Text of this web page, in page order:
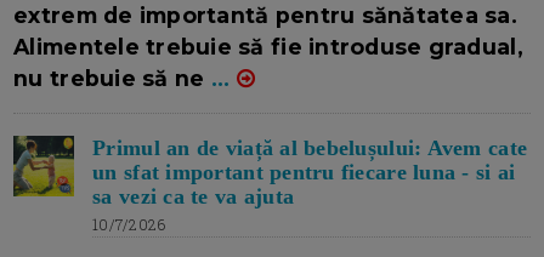
extrem de importantă pentru sănătatea sa.
Alimentele trebuie să fie introduse gradual,
nu trebuie să ne ...
Primul an de viață al bebelușului: Avem cate
un sfat important pentru fiecare luna - si ai
sa vezi ca te va ajuta
10/7/2026